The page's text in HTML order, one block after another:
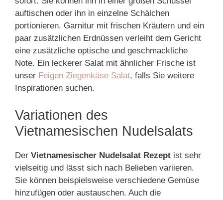
auftischen oder ihn in einzelne Schälchen
portionieren. Garnitur mit frischen Kräutern und ein
paar zusätzlichen Erdnüssen verleiht dem Gericht
eine zusätzliche optische und geschmackliche
Note. Ein leckerer Salat mit ähnlicher Frische ist
unser Feigen Ziegenkäse Salat, falls Sie weitere
Inspirationen suchen.
Variationen des
Vietnamesischen Nudelsalats
Der Vietnamesischer Nudelsalat Rezept ist sehr
vielseitig und lässt sich nach Belieben variieren.
Sie können beispielsweise verschiedene Gemüse
hinzufügen oder austauschen. Auch die